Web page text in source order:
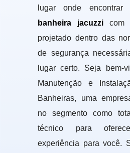
lugar onde encontrar
banheira jacuzzicom
projetado dentro das
de segurança
lugar certo. Seja bem-
Manutenção e
Banheiras, uma
no segmento como
técnico para
experiência para você.